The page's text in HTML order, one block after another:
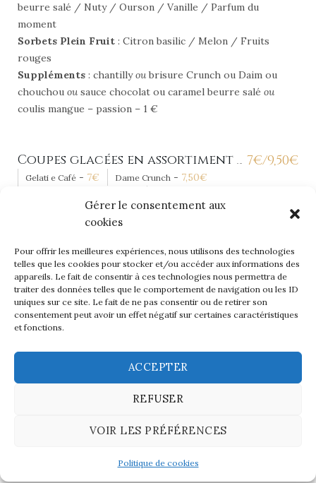
Gérer le consentement aux
cookies
Pour offrir les meilleures expériences, nous utilisons des technologies
telles que les cookies pour stocker et/ou accéder aux informations des
appareils. Le fait de consentir à ces technologies nous permettra de
traiter des données telles que le comportement de navigation ou les ID
uniques sur ce site. Le fait de ne pas consentir ou de retirer son
consentement peut avoir un effet négatif sur certaines caractéristiques
et fonctions.
ACCEPTER
REFUSER
VOIR LES PRÉFÉRENCES
Politique de cookies
beurre salé / Nuty / Ourson / Vanille / Parfum du
moment
Sorbets Plein Fruit : Citron basilic / Melon / Fruits
rouges
Suppléments : chantillyou brisure Crunch ou Daim ou
chouchou ou sauce chocolat ou caramel beurre salé ou
coulis mangue – passion – 1 €
7€/9,50€
Coupes glacées en assortiment
Gelati e Café - 7€ Dame Crunch - 7,50€
-9,50€ Call of Nuty-9,50 €
Souvenir d'enfance-9,50
6,50€
Tiramisu aux Spéculos
Tarte du moment
6,50€
Panna Cotta vanille, coulis
mangue passion et framboises fraiches
Mini Baba au Limoncello